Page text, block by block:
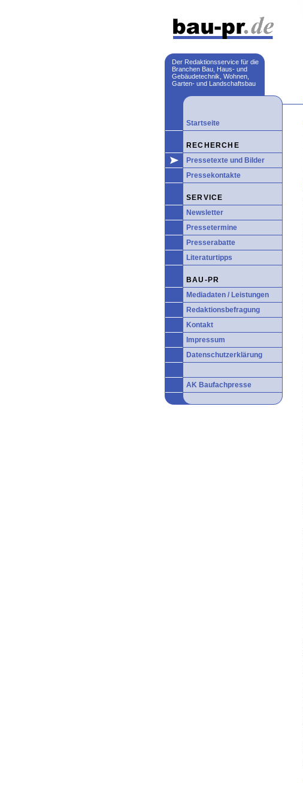
Der Redaktionsservice für die
Branchen Bau, Haus- und
Gebäudetechnik, Wohnen,
Garten- und Landschaftsbau
Startseite
RECHERCHE
Pressetexte und Bilder
Pressekontakte
SERVICE
Newsletter
Pressetermine
Presserabatte
Literaturtipps
BAU-PR
Mediadaten / Leistungen
Redaktionsbefragung
Kontakt
Impressum
Datenschutzerklärung
AK Baufachpresse